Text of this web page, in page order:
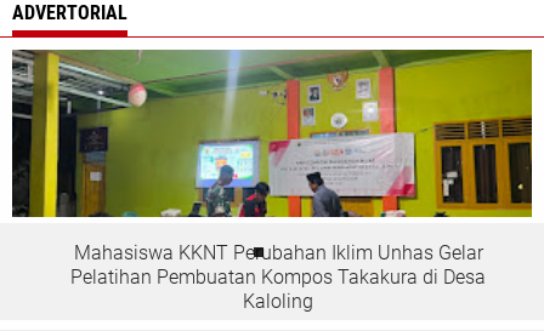
ADVERTORIAL
Mahasiswa KKNT Perubahan Iklim Unhas Gelar
Pelatihan Pembuatan Kompos Takakura di Desa
Kaloling